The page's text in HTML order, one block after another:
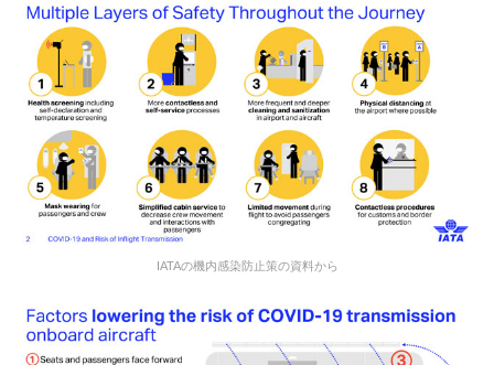
IATAの機内感染防止策の資料から